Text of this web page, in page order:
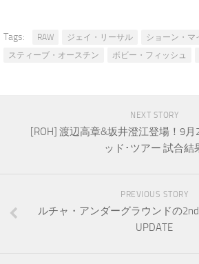
Tags: RAW ジェイ・リーサル
ショーン・マ
スティーブ・オースチン
ボビー・フィッシュ
NEXT STORY
[ROH] 渡辺高章&坂井澄江登場！9月
ッド･ツアー 試合結
PREVIOUS STORY
ルチャ・アンダーグラウンドの
UPDATE